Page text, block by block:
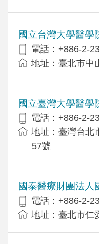
國立台灣大學醫學
電話：+886-2-
地址：臺北市中
國立臺灣大學醫學
電話：+886-2-
地址：臺灣台北
57號
國泰醫療財團法人
電話：+886-2-
地址：臺北市仁